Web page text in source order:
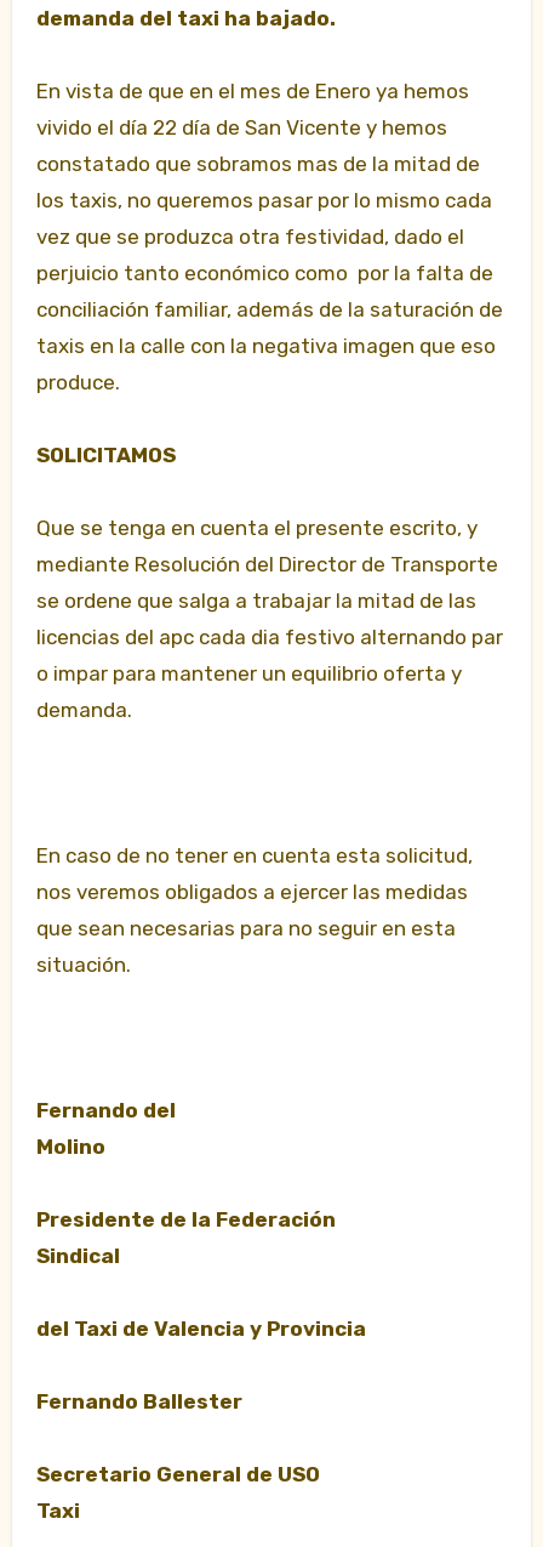
demanda del taxi ha bajado.
En vista de que en el mes de Enero ya hemos
vivido el día 22 día de San Vicente y hemos
constatado que sobramos mas de la mitad de
los taxis, no queremos pasar por lo mismo cada
vez que se produzca otra festividad, dado el
perjuicio tanto económico como por la falta de
conciliación familiar, además de la saturación de
taxis en la calle con la negativa imagen que eso
produce.
SOLICITAMOS
Que se tenga en cuenta el presente escrito, y
mediante Resolución del Director de Transporte
se ordene que salga a trabajar la mitad de las
licencias del apc cada dia festivo alternando par
o impar para mantener un equilibrio oferta y
demanda.
En caso de no tener en cuenta esta solicitud,
nos veremos obligados a ejercer las medidas
que sean necesarias para no seguir en esta
situación.
Fernando del
Molino
Presidente de la Federación
Sindical
del Taxi de Valencia y Provincia
Fernando Ballester
Secretario General de USO
Taxi